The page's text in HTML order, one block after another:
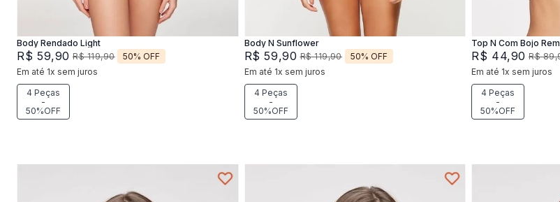
Adicionar na sacola
Body Rendado Light
R$ 59,90 R$ 119,90 50% OFF
Em até 1x sem juros
4 Peças
-
50%OFF
Adicionar na sacola
Body N Sunflower
R$ 59,90 R$ 119,90 50% OFF
Em até 1x sem juros
4 Peças
-
50%OFF
Top N Com Bojo
R$ 44,90 R$ 89,
Em até 1x sem juros
4 Peças
-
50%OFF